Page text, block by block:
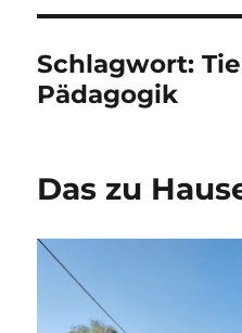
Schlagwort:
Pädagogik
Das zu